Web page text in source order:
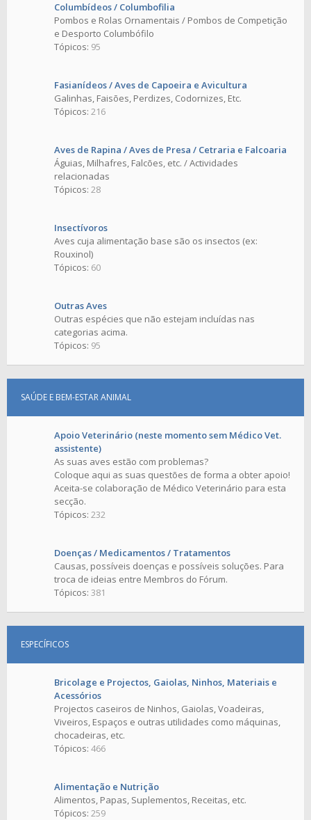
Columbídeos / Columbofilia
Pombos e Rolas Ornamentais / Pombos de Competição
e Desporto Columbófilo
Tópicos: 95
Fasianídeos / Aves de Capoeira e Avicultura
Galinhas, Faisões, Perdizes, Codornizes, Etc.
Tópicos: 216
Aves de Rapina / Aves de Presa / Cetraria e Falcoaria
Águias, Milhafres, Falcões, etc. / Actividades
relacionadas
Tópicos: 28
Insectívoros
Aves cuja alimentação base são os insectos (ex:
Rouxinol)
Tópicos: 60
Outras Aves
Outras espécies que não estejam incluídas nas
categorias acima.
Tópicos: 95
SAÚDE E BEM-ESTAR ANIMAL
Apoio Veterinário (neste momento sem Médico Vet.
assistente)
As suas aves estão com problemas?
Coloque aqui as suas questões de forma a obter apoio!
Aceita-se colaboração de Médico Veterinário para esta
secção.
Tópicos: 232
Doenças / Medicamentos / Tratamentos
Causas, possíveis doenças e possíveis soluções. Para
troca de ideias entre Membros do Fórum.
Tópicos: 381
ESPECÍFICOS
Bricolage e Projectos, Gaiolas, Ninhos, Materiais e
Acessórios
Projectos caseiros de Ninhos, Gaiolas, Voadeiras,
Viveiros, Espaços e outras utilidades como máquinas,
chocadeiras, etc.
Tópicos: 466
Alimentação e Nutrição
Alimentos, Papas, Suplementos, Receitas, etc.
Tópicos: 259